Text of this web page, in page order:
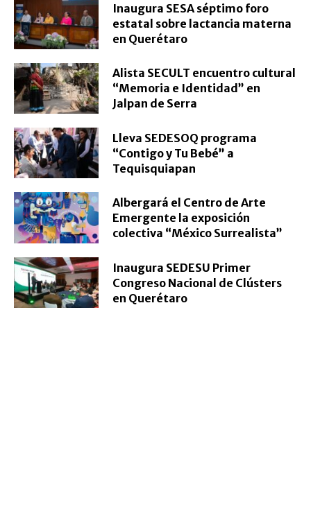
Inaugura SESA séptimo foro
estatal sobre lactancia materna
en Querétaro
Alista SECULT encuentro cultural
“Memoria e Identidad” en
Jalpan de Serra
Lleva SEDESOQ programa
“Contigo y Tu Bebé” a
Tequisquiapan
Albergará el Centro de Arte
Emergente la exposición
colectiva “México Surrealista”
Inaugura SEDESU Primer
Congreso Nacional de Clústers
en Querétaro